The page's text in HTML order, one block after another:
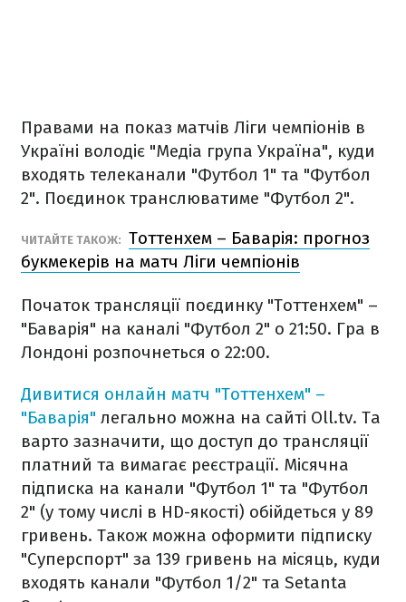
Правами на показ матчів Ліги чемпіонів в
Україні володіє "Медіа група Україна", куди
входять телеканали "Футбол 1" та "Футбол
2". Поєдинок транслюватиме "Футбол 2".
ЧИТАЙТЕ ТАКОЖ: Тоттенхем – Баварія: прогноз
букмекерів на матч Ліги чемпіонів
Початок трансляції поєдинку "Тоттенхем" –
"Баварія" на каналі "Футбол 2" о 21:50. Гра в
Лондоні розпочнеться о 22:00.
Дивитися онлайн матч "Тоттенхем" –
"Баварія" легально можна на сайті Oll.tv. Та
варто зазначити, що доступ до трансляції
платний та вимагає реєстрації. Місячна
підписка на канали "Футбол 1" та "Футбол
2" (у тому числі в HD-якості) обійдеться у 89
гривень. Також можна оформити підписку
"Суперспорт" за 139 гривень на місяць, куди
входять канали "Футбол 1/2" та Setanta